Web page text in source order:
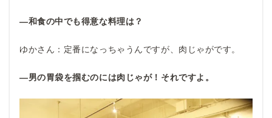
―和食の中でも得意な料理は？
ゆかさん：定番になっちゃうんですが、肉じゃがです。
―男の胃袋を掴むのには肉じゃが！それですよ。